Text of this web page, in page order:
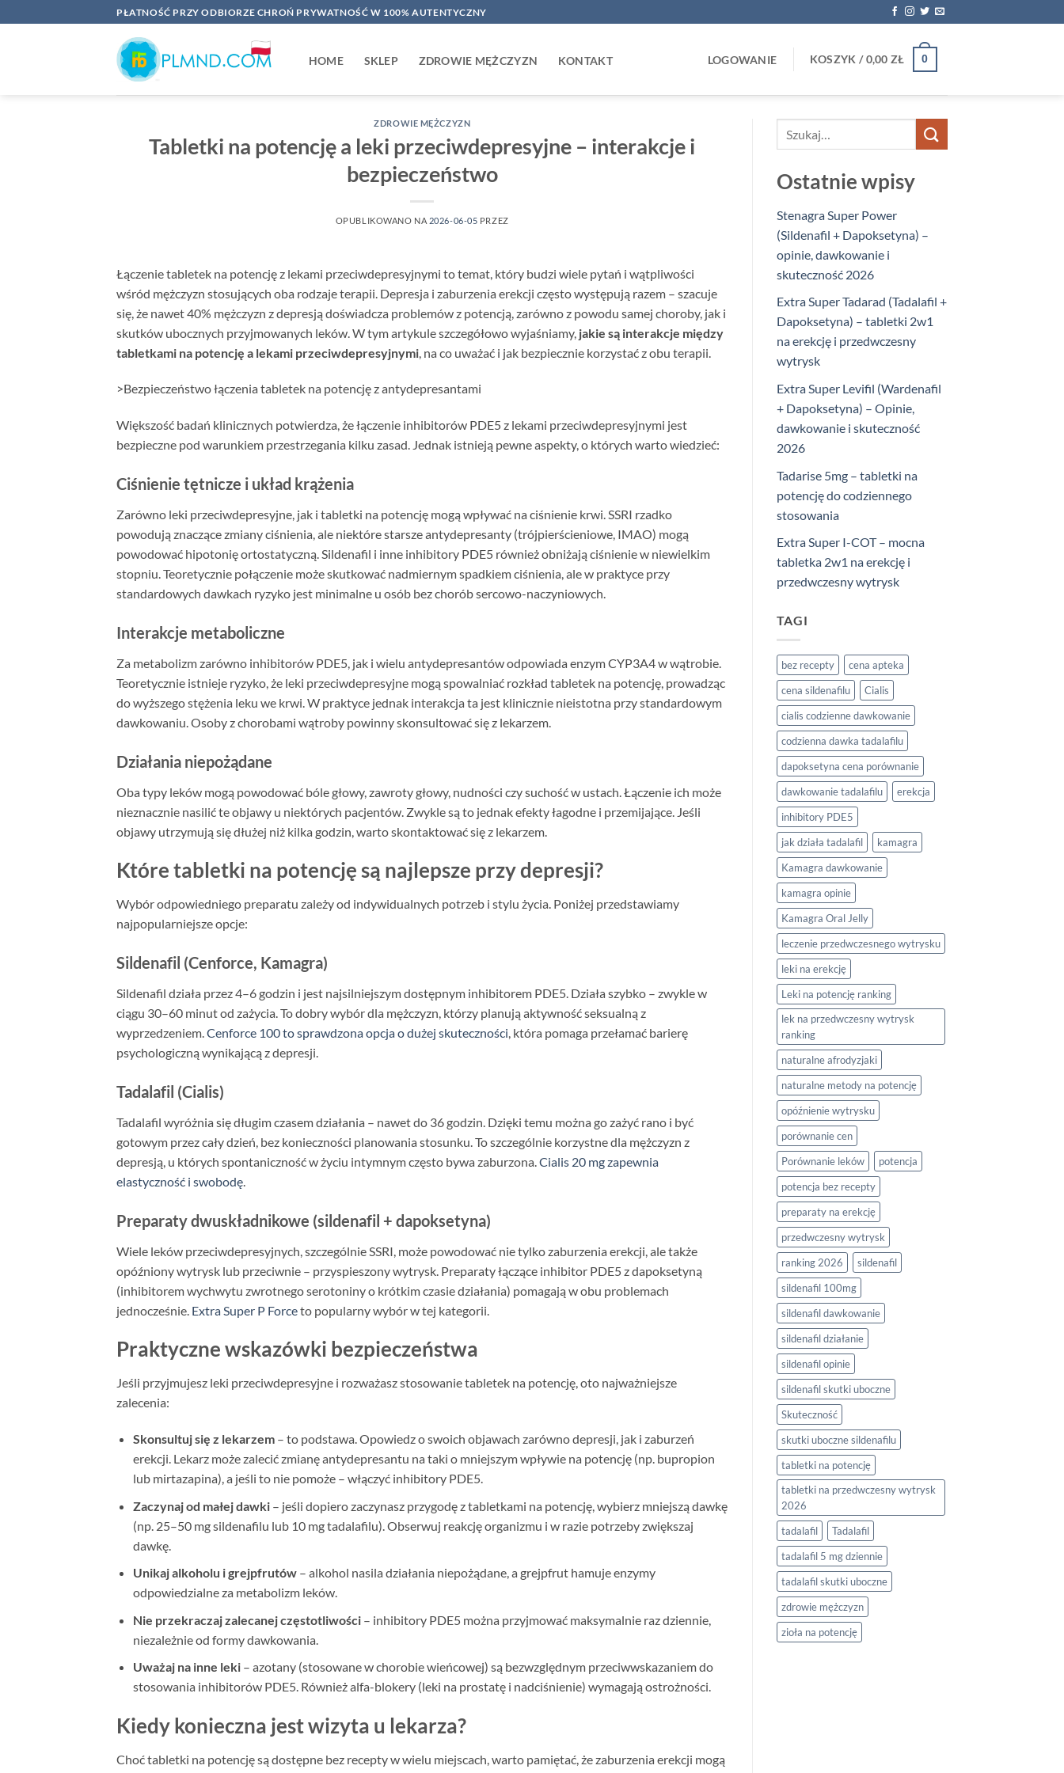
do
PŁATNOŚĆ PRZY ODBIORZE CHROŃ PRYWATNOŚĆ W 100% AUTENTYCZNY
HOME SKLEP ZDROWIE MĘŻCZYZN KONTAKT LOGOWANIE KOSZYK /0,00 ZŁ 0
ZDROWIE MĘŻCZYZN
Tabletki na potencję a leki przeciwdepresyjne – interakcje i
bezpieczeństwo
OPUBLIKOWANO NA 2026-06-05 PRZEZ
Łączenie tabletek na potencję z lekami przeciwdepresyjnymi to temat, który budzi wiele pytań i wątpliwości
wśród mężczyzn stosujących oba rodzaje terapii. Depresja i zaburzenia erekcji często występują razem – szacuje
się, że nawet 40% mężczyzn z depresją doświadcza problemów z potencją, zarówno z powodu samej choroby, jak i
skutków ubocznych przyjmowanych leków. W tym artykule szczegółowo wyjaśniamy, jakie są interakcje między
tabletkami na potencję a lekami przeciwdepresyjnymi , na co uważać i jak bezpiecznie korzystać z obu terapii.
>Bezpieczeństwo łączenia tabletek na potencję z antydepresantami
Większość badań klinicznych potwierdza, że łączenie inhibitorów PDE5 z lekami przeciwdepresyjnymi jest
bezpieczne pod warunkiem przestrzegania kilku zasad. Jednak istnieją pewne aspekty, o których warto wiedzieć:
Ciśnienie tętnicze i układ krążenia
Zarówno leki przeciwdepresyjne, jak i tabletki na potencję mogą wpływać na ciśnienie krwi. SSRI rzadko
powodują znaczące zmiany ciśnienia, ale niektóre starsze antydepresanty (trójpierścieniowe, IMAO) mogą
powodować hipotonię ortostatyczną. Sildenafil i inne inhibitory PDE5 również obniżają ciśnienie w niewielkim
stopniu. Teoretycznie połączenie może skutkować nadmiernym spadkiem ciśnienia, ale w praktyce przy
standardowych dawkach ryzyko jest minimalne u osób bez chorób sercowo-naczyniowych.
Interakcje metaboliczne
Za metabolizm zarówno inhibitorów PDE5, jak i wielu antydepresantów odpowiada enzym CYP3A4 w wątrobie.
Teoretycznie istnieje ryzyko, że leki przeciwdepresyjne mogą spowalniać rozkład tabletek na potencję, prowadząc
do wyższego stężenia leku we krwi. W praktyce jednak interakcja ta jest klinicznie nieistotna przy standardowym
dawkowaniu. Osoby z chorobami wątroby powinny skonsultować się z lekarzem.
Działania niepożądane
Oba typy leków mogą powodować bóle głowy, zawroty głowy, nudności czy suchość w ustach. Łączenie ich może
nieznacznie nasilić te objawy u niektórych pacjentów. Zwykle są to jednak efekty łagodne i przemijające. Jeśli
objawy utrzymują się dłużej niż kilka godzin, warto skontaktować się z lekarzem.
Które tabletki na potencję są najlepsze przy depresji?
Wybór odpowiedniego preparatu zależy od indywidualnych potrzeb i stylu życia. Poniżej przedstawiamy
najpopularniejsze opcje:
Sildenafil (Cenforce, Kamagra)
Sildenafil działa przez 4–6 godzin i jest najsilniejszym dostępnym inhibitorem PDE5. Działa szybko – zwykle w
ciągu 30–60 minut od zażycia. To dobry wybór dla mężczyzn, którzy planują aktywność seksualną z
wyprzedzeniem.Cenforce 100 to sprawdzona opcja o dużej skuteczności, która pomaga przełamać barierę
psychologiczną wynikającą z depresji.
Tadalafil (Cialis)
Tadalafil wyróżnia się długim czasem działania – nawet do 36 godzin. Dzięki temu można go zażyć rano i być
gotowym przez cały dzień, bez konieczności planowania stosunku. To szczególnie korzystne dla mężczyzn z
depresją, u których spontaniczność w życiu intymnym często bywa zaburzona. Cialis 20 mg zapewnia
elastyczność i swobodę
Preparaty dwuskładnikowe (sildenafil + dapoksetyna)
Wiele leków przeciwdepresyjnych, szczególnie SSRI, może powodować nie tylko zaburzenia erekcji, ale także
opóźniony wytrysk lub przeciwnie – przyspieszony wytrysk. Preparaty łączące inhibitor PDE5 z dapoksetyną
(inhibitorem wychwytu zwrotnego serotoniny o krótkim czasie działania) pomagają w obu problemach
jednocześnie. Extra Super P Forceto popularny wybór w tej kategorii.
Praktyczne wskazówki bezpieczeństwa
Jeśli przyjmujesz leki przeciwdepresyjne i rozważasz stosowanie tabletek na potencję, oto najważniejsze
zalecenia:
Skonsultuj się z lekarzem– to podstawa. Opowiedz o swoich objawach zarówno depresji, jak i zaburzeń
erekcji. Lekarz może zalecić zmianę antydepresantu na taki o mniejszym wpływie na potencję (np. bupropion
lub mirtazapina), a jeśli to nie pomoże – włączyć inhibitory PDE5.
Zaczynaj od małej dawki– jeśli dopiero zaczynasz przygodę z tabletkami na potencję, wybierz mniejszą dawkę
(np. 25–50 mg sildenafilu lub 10 mg tadalafilu). Obserwuj reakcję organizmu i w razie potrzeby zwiększaj
dawkę.
Unikaj alkoholu i grejpfrutów– alkohol nasila działania niepożądane, a grejpfrut hamuje enzymy
odpowiedzialne za metabolizm leków.
Nie przekraczaj zalecanej częstotliwości– inhibitory PDE5 można przyjmować maksymalnie raz dziennie,
niezależnie od formy dawkowania.
Uważaj na inne leki– azotany (stosowane w chorobie wieńcowej) są bezwzględnym przeciwwskazaniem do
stosowania inhibitorów PDE5. Również alfa-blokery (leki na prostatę i nadciśnienie) wymagają ostrożności.
Kiedy konieczna jest wizyta u lekarza?
Choć tabletki na potencję są dostępne bez recepty w wielu miejscach, warto pamiętać, że zaburzenia erekcji mogą
Ostatnie wpisy
Stenagra Super Power
(Sildenafil + Dapoksetyna) –
opinie, dawkowanie i
skuteczność 2026
Extra Super Tadarad (Tadalafil +
Dapoksetyna) – tabletki 2w1
na erekcję i przedwczesny
wytrysk
Extra Super Levifil (Wardenafil
+ Dapoksetyna) – Opinie,
dawkowanie i skuteczność
2026
Tadarise 5mg – tabletki na
potencję do codziennego
stosowania
Extra Super I-COT – mocna
tabletka 2w1 na erekcję i
przedwczesny wytrysk
TAGI
bez recepty
cena apteka
cena sildenafilu
Cialis
cialis codzienne dawkowanie
codzienna dawka tadalafilu
dapoksetyna cena porównanie
dawkowanie tadalafilu
erekcja
inhibitory PDE5
jak działa tadalafil
kamagra
Kamagra dawkowanie
kamagra opinie
Kamagra Oral Jelly
leczenie przedwczesnego wytrysku
leki na erekcję
Leki na potencję ranking
lek na przedwczesny wytrysk
ranking
naturalne afrodyzjaki
naturalne metody na potencję
opóźnienie wytrysku
porównanie cen
Porównanie leków
potencja
potencja bez recepty
preparaty na erekcję
przedwczesny wytrysk
ranking 2026
sildenafil
sildenafil 100mg
sildenafil dawkowanie
sildenafil działanie
sildenafil opinie
sildenafil skutki uboczne
Skuteczność
skutki uboczne sildenafilu
tabletki na potencję
tabletki na przedwczesny wytrysk
2026
tadalafil
Tadalafil
tadalafil 5 mg dziennie
tadalafil skutki uboczne
zdrowie mężczyzn
zioła na potencję